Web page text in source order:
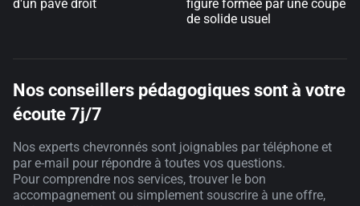
d'un pavé droit
figure formée par une coupe
de solide usuel
Nos conseillers pédagogiques sont à votre
écoute 7j/7
Nos experts chevronnés sont joignables par téléphone et
par e-mail pour répondre à toutes vos questions.
Pour comprendre nos services, trouver le bon
accompagnement ou simplement souscrire à une offre,